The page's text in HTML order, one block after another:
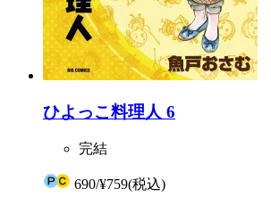
ひよっこ料理人 6
完結
690/¥759(税込)